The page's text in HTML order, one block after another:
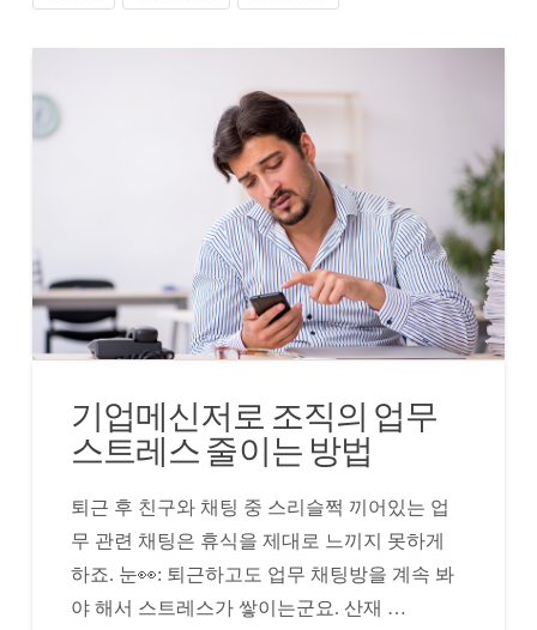
기업메신저로 조직의 업무
스트레스 줄이는 방법
퇴근 후 친구와 채팅 중 스리슬쩍 끼어있는 업
무 관련 채팅은 휴식을 제대로 느끼지 못하게
하죠. 눈👀: 퇴근하고도 업무 채팅방을 계속 봐
야 해서 스트레스가 쌓이는군요. 산재 …